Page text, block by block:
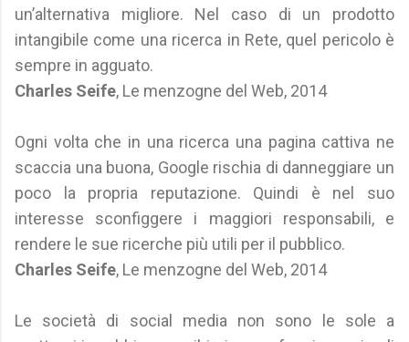
un’alternativa migliore. Nel caso di un prodotto
intangibile come una ricerca in Rete, quel pericolo è
sempre in agguato.
Charles Seife, Le menzogne del Web, 2014
Ogni volta che in una ricerca una pagina cattiva ne
scaccia una buona, Google rischia di danneggiare un
poco la propria reputazione. Quindi è nel suo
interesse sconfiggere i maggiori responsabili, e
rendere le sue ricerche più utili per il pubblico.
Charles Seife, Le menzogne del Web, 2014
Le società di social media non sono le sole a